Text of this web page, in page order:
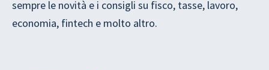
sempre le novità e i consigli su fisco, tasse, lavoro,
economia, fintech e molto altro.